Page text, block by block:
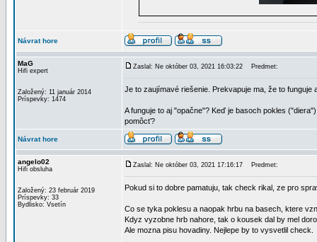
Návrat hore
MaG
Hifi expert
Založený: 11 január 2014
Príspevky: 1474
Zaslal: Ne október 03, 2021 16:03:22 Predmet:
Je to zaujímavé riešenie. Prekvapuje ma, že to funguje
A funguje to aj "opačne"? Keď je basoch pokles
pomôcť?
Návrat hore
angelo02
Hifi obsluha
Založený: 23 február 2019
Príspevky: 33
Bydlisko: Vsetín
Zaslal: Ne október 03, 2021 17:16:17 Predmet:
Pokud si to dobre pamatuju, tak check rikal, ze pro
Co se tyka poklesu a naopak hrbu na basech, ktere
Kdyz vyzobne hrb nahore, tak o kousek dal by mel
Ale mozna pisu hovadiny. Nejlepe by to vysvetlil check.